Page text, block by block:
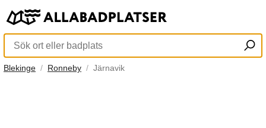
Blekinge Ronneby Järnavik